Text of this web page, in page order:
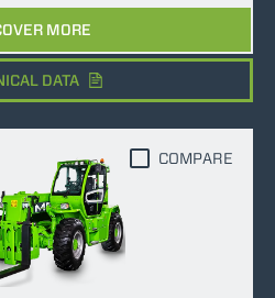
MORE
DATA
COMPARE